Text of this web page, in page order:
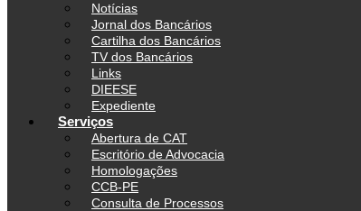
Notícias
Jornal dos Bancários
Cartilha dos Bancários
TV dos Bancários
Links
DIEESE
Expediente
Serviços
Abertura de CAT
Escritório de Advocacia
Homologações
CCB-PE
Consulta de Processos